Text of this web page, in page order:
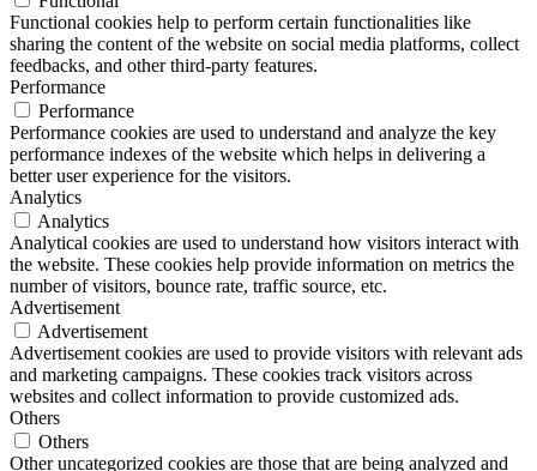
Functional cookies help to perform certain functionalities like
sharing the content of the website on social media platforms, collect
feedbacks, and other third-party features.
Performance
Performance
Performance cookies are used to understand and analyze the key
performance indexes of the website which helps in delivering a
better user experience for the visitors.
Analytics
Analytics
Analytical cookies are used to understand how visitors interact with
the website. These cookies help provide information on metrics the
number of visitors, bounce rate, traffic source, etc.
Advertisement
Advertisement
Advertisement cookies are used to provide visitors with relevant ads
and marketing campaigns. These cookies track visitors across
websites and collect information to provide customized ads.
Others
Others
Other uncategorized cookies are those that are being analyzed and